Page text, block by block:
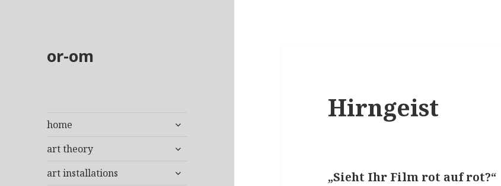
or-om
home
untermenü
art theory
untermenü
art installations
untermenü
Hirngeist
„Sieht Ihr Film rot auf rot?“